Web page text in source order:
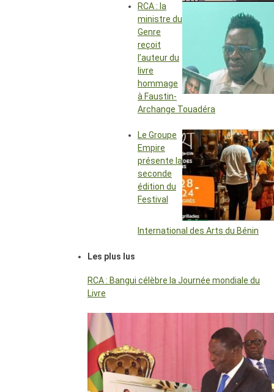
RCA : la
ministre du
Genre
reçoit
l’auteur du
livre
hommage
à Faustin-
Archange Touadéra
Le Groupe
Empire
présente la
seconde
édition du
Festival
International des Arts du Bénin
Les plus lus
RCA : Bangui célèbre la Journée mondiale du
Livre